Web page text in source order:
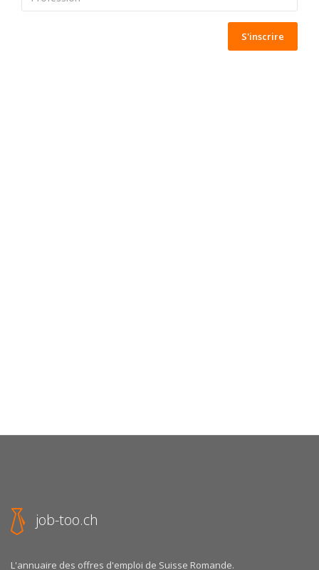
S'inscrire
job-too.ch
L'annuaire des offres d'emploi de Suisse Romande.